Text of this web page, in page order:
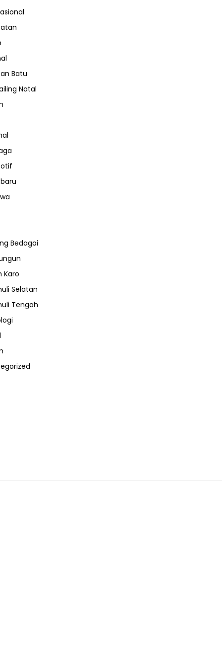
Batu
Natal
Bedagai
Karo
Selatan
Tengah